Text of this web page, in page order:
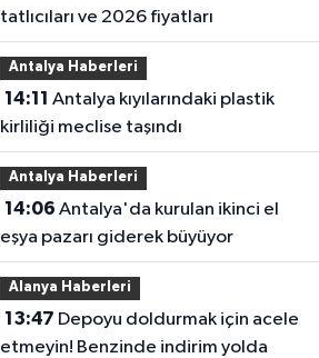
tatlıcıları ve 2026 fiyatları
Antalya Haberleri
14:11
kirliliği meclise taşındı
Antalya Haberleri
14:06
eşya pazarı giderek büyüyor
Alanya Haberleri
13:47
etmeyin! Benzinde indirim yolda